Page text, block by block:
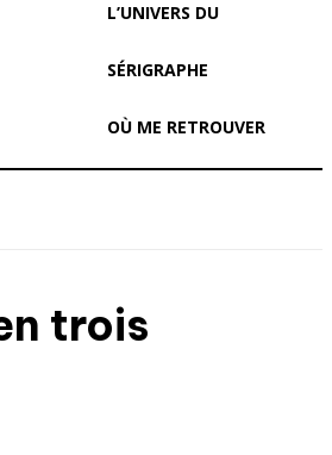
L’UNIVERS DU
SÉRIGRAPHE
OÙ ME RETROUVER
trois